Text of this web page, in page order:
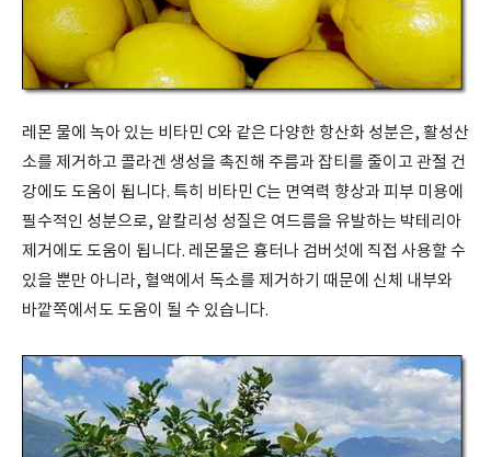
레몬 물에 녹아 있는 비타민 C와 같은 다양한 항산화 성분은, 활성산
소를 제거하고 콜라겐 생성을 촉진해 주름과 잡티를 줄이고 관절 건
강에도 도움이 됩니다. 특히 비타민 C는 면역력 향상과 피부 미용에
필수적인 성분으로, 알칼리성 성질은 여드름을 유발하는 박테리아
제거에도 도움이 됩니다. 레몬물은 흉터나 검버섯에 직접 사용할 수
있을 뿐만 아니라, 혈액에서 독소를 제거하기 때문에 신체 내부와
바깥쪽에서도 도움이 될 수 있습니다.